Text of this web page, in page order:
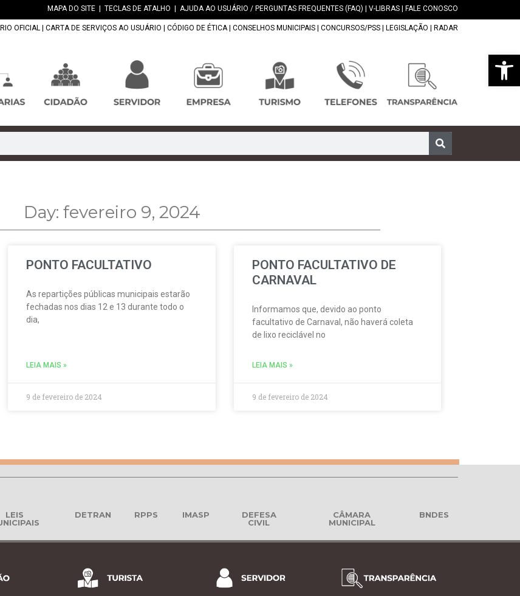
Abrir
MAPA DO SITE TECLAS DE ATALHO AJUDA AO USUÁRIO / PERGUNTAS FREQUENTES (FAQ) V-LIBRAS FALE CONOSCO
OFICIAL CARTA DE SERVIÇOS AO USUÁRIO CÓDIGO DE ÉTICA| CONSELHOS MUNICIPAIS CONCURSOS/PSS LEGISLAÇÃO RADAR
Day: fevereiro 9, 2024
PONTO FACULTATIVO
As repartições públicas municipais estarão
fechadas nos dias 12 e 13 durante todo o
dia,
LEIA MAIS »
9 de fevereiro de 2024
PONTO FACULTATIVO DE
CARNAVAL
Informamos que, devido ao ponto
facultativo de Carnaval, não haverá coleta
de lixo reciclável no
LEIA MAIS »
9 de fevereiro de 2024
LEIS
DETRAN RPPS IMASP
DEFESA
CIVIL
CÂMARA
MUNICIPAL
BNDES